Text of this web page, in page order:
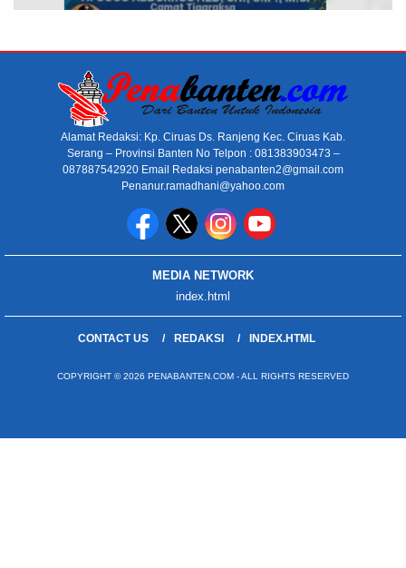
Alamat Redaksi: Kp. Ciruas Ds. Ranjeng Kec. Ciruas Kab.
Serang – Provinsi Banten No Telpon : 081383903473 –
087887542920 Email Redaksi penabanten2@gmail.com
Penanur.ramadhani@yahoo.com
MEDIA NETWORK
index.html
CONTACT US REDAKSI INDEX.HTML
COPYRIGHT © 2026 PENABANTEN.COM - ALL RIGHTS RESERVED